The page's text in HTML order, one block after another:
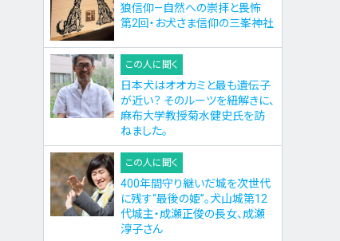
狼信仰—自然への崇拝と畏怖
第2回・お犬さま信仰の三峯神社
この人に聞く
日本犬はオオカミと最も遺伝子
が近い？ そのルーツを紐解きに、
麻布大学教授菊水健史氏を訪
ねました。
この人に聞く
400年間守り継いだ城を次世代
に残す“最後の姫”。犬山城第12
代城主・成瀬正俊の長女、成瀬
淳子さん